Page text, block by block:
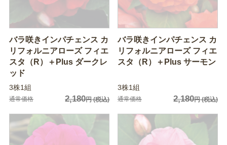
バラ咲きインパチェンス カ
リフォルニアローズ フィエ
スタ（R）＋Plus ダークレ
ッド
3株1組
通常価格 2,180円(税込)
バラ咲きインパチェンス カ
リフォルニアローズ フィエ
スタ（R）＋Plus サーモン
3株1組
通常価格 2,180円(税込)